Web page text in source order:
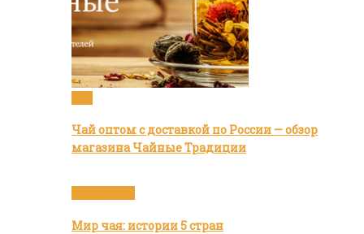
Чай оптом с доставкой по России — обзор
магазина Чайные Традиции
Мир чая: истории 5 стран